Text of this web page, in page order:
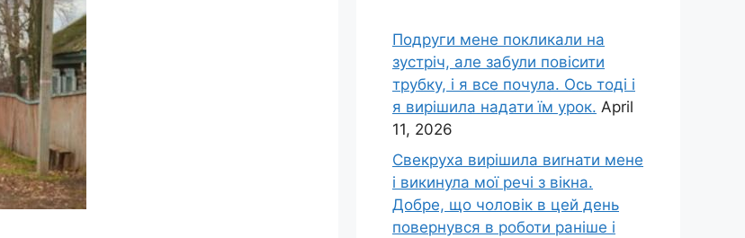
Подруги мене покликали на
зустріч, але забули повісити
трубку, і я все почула. Ось тоді і
я вирішила надати їм урок. April
11, 2026
Свекруха вирішила виrнати мене
і викинула мої речі з вікна.
Добре, що чоловік в цей день
повернувся в роботи раніше і